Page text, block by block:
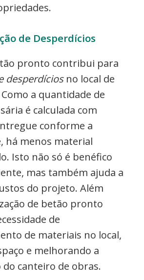
de Desperdícios
pronto contribui para
desperdíciosno local de
a quantidade de
é calculada com
conforme a
há menos material
Isto não só é benéfico
mas também ajuda a
do projeto. Além
de betão pronto
de
de materiais no local,
e melhorando a
do canteiro de obras.